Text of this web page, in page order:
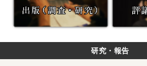
研究・報告